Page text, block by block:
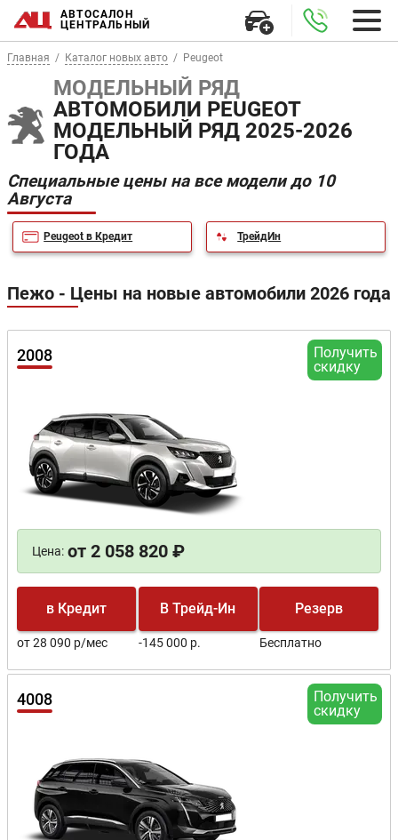
АВТОСАЛОН
ЦЕНТРАЛЬНЫЙ
Главная Каталог новых авто Peugeot
МОДЕЛЬНЫЙ РЯД
АВТОМОБИЛИ PEUGEOT
МОДЕЛЬНЫЙ РЯД 2025-2026
ГОДА
Специальные цены на все модели до 10
Августа
Peugeot в Кредит ТрейдИн
Пежо - Цены на новые автомобили 2026 года
Получить
скидку
2008
Цена: от 2 058 820 ₽
в Кредит
от 28 090 р/мес
В Трейд-Ин
-145 000 р.
Резерв
Бесплатно
Получить
скидку
4008